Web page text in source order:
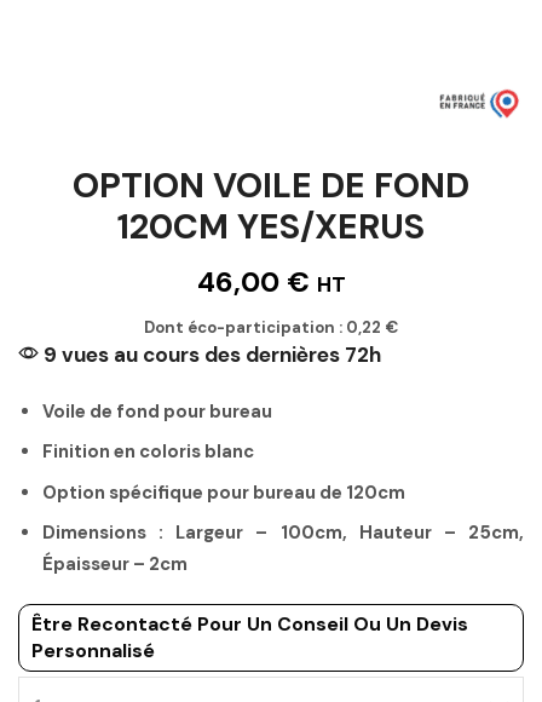
OPTION VOILE DE FOND
120CM YES/XERUS
46,00 € HT
Dont éco-participation : 0,22 €
9 vues au cours des dernières 72h
Voile de fond pour bureau
Finition en coloris blanc
Option spécifique pour bureau de 120cm
Dimensions : Largeur – 100cm, Hauteur – 25cm,
Épaisseur – 2cm
Être Recontacté Pour Un Conseil Ou Un Devis
Personnalisé